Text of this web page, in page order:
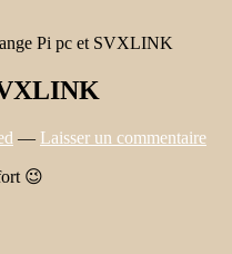
Pi pc et SVXLINK
— Laisser un commentaire
😉